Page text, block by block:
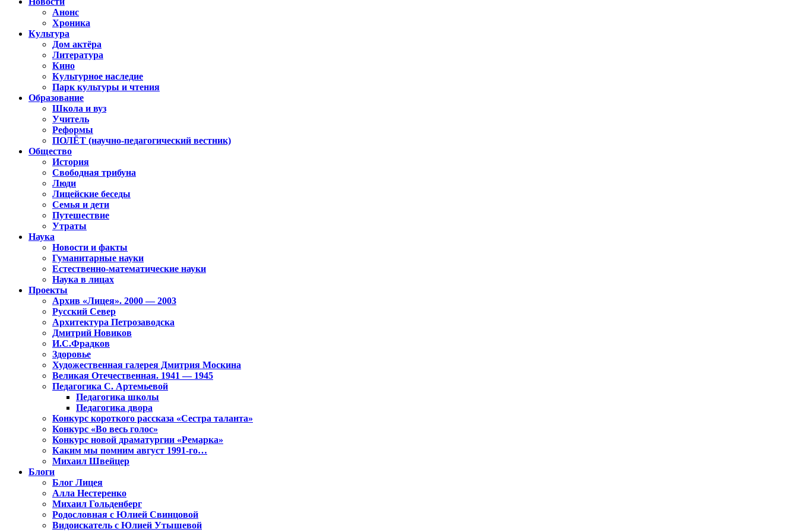
Анонс
Хроника
Культура
Дом актёра
Литература
Кино
Культурное наследие
Парк культуры и чтения
Образование
Школа и вуз
Учитель
Реформы
ПОЛЁТ (научно-педагогический вестник)
Общество
История
Свободная трибуна
Люди
Лицейские беседы
Семья и дети
Путешествие
Утраты
Наука
Новости и факты
Гуманитарные науки
Естественно-математические науки
Наука в лицах
Проекты
Архив «Лицея». 2000 — 2003
Русский Север
Архитектура Петрозаводска
Дмитрий Новиков
И.С.Фрадков
Здоровье
Художественная галерея Дмитрия Москина
Великая Отечественная. 1941 — 1945
Педагогика С. Артемьевой
Педагогика школы
Педагогика двора
Конкурс короткого рассказа «Сестра таланта»
Конкурс «Во весь голос»
Конкурс новой драматургии «Ремарка»
Каким мы помним август 1991-го…
Михаил Швейцер
Блоги
Блог Лицея
Алла Нестеренко
Михаил Гольденберг
Родословная с Юлией Свинцовой
Видоискатель с Юлией Утышевой